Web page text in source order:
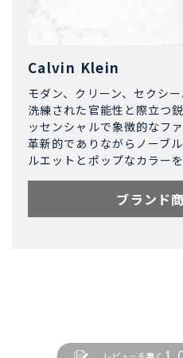
Calvin Klein
モダン、クリーン、セクシー
洗練された官能性と際立つ
ッセンシャルで象徴的なフ
革新的でありながらノーブ
ルエットとポップなカラー
ブランド